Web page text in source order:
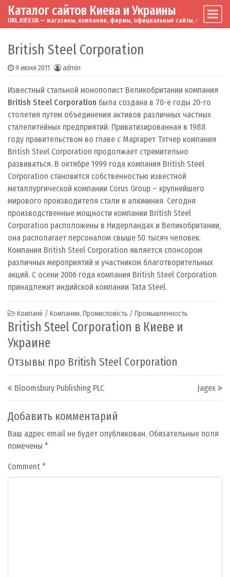
Skip to content
Main Navigation
Каталог сайтов Киева и Украины
URL.KIEV.UA — магазины, компании, фирмы, официальные сайты, мировые
British Steel Corporation
9 июня 2011 admin
Известный стальной монополист Великобритании компания
British Steel Corporation была создана в 70-е годы 20-го
столетия путем объединения активов различных частных
сталелитейных предприятий. Приватизированная в 1988
году правительством во главе с Маргарет Тэтчер компания
British Steel Corporation продолжает стремительно
развиваться. В октябре 1999 года компания British Steel
Corporation становится собственностью известной
металлургической компании Corus Group – крупнейшего
мирового производителя стали и алюминия. Сегодня
производственные мощности компании British Steel
Corporation расположены в Нидерландах и Великобритании,
она располагает персоналом свыше 50 тысяч человек.
Компания British Steel Corporation является спонсором
различных мероприятий и участником благотворительных
акций. С осени 2006 года компания British Steel Corporation
принадлежит индийской компании Tata Steel.
Компанії / Компании, Промисловість / Промышленность
British Steel Corporation в Киеве и
Украине
Отзывы про British Steel Corporation
Post navigation
Bloomsbury Publishing PLC Jagex
Добавить комментарий
Ваш адрес email не будет опубликован. Обязательные поля
помечены *
Comment *